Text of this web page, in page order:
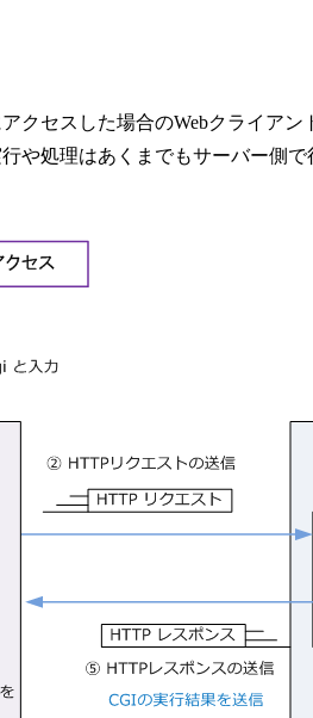
クセスした場合のWebクライアン
や処理はあくまでもサーバー側で